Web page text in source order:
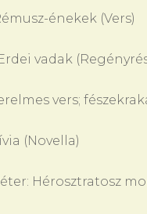
énekek (Vers)
vadak
vers;
(Novella)
Hérosztratosz